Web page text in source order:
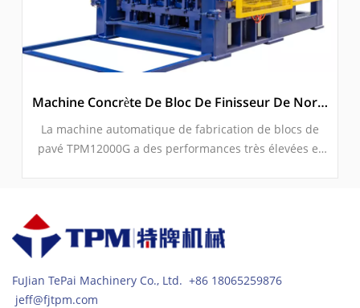
Machine Concrète De Bloc De Finisseur De Norme Européenne Avec La Vibration Servo
La machine automatique de fabrication de blocs de
pavé TPM12000G a des performances très élevées et
système hydraulique à haut rendement ainsi qu'à son
système de voiture d'alimentation, la production est
haute qualité et de haute compacité.
FuJian TePai Machinery Co., Ltd. +86 18065259876
jeff@fjtpm.com